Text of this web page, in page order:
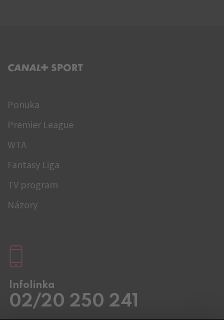
C+ SPORT
Ponuka
Premier League
WTA
Fantasy Liga
TV program
Názory
Infolinka
02/20 250 241